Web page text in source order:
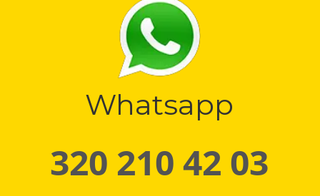
Whatsapp
320 210 42 03